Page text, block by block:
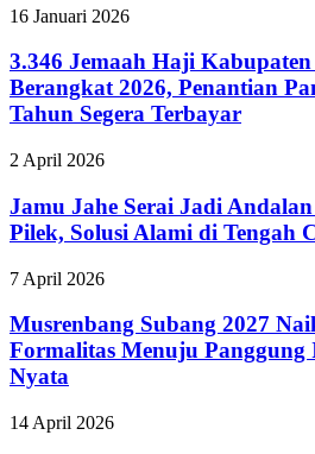
16 Januari 2026
3.346 Jemaah Haji Kabupaten
Berangkat 2026, Penantian
Tahun Segera Terbayar
2 April 2026
Jamu Jahe Serai Jadi
Pilek, Solusi Alami di Tengah
7 April 2026
Musrenbang Subang 2027
Formalitas Menuju Panggung
Nyata
14 April 2026